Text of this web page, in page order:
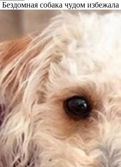
Бездомная собака чудом